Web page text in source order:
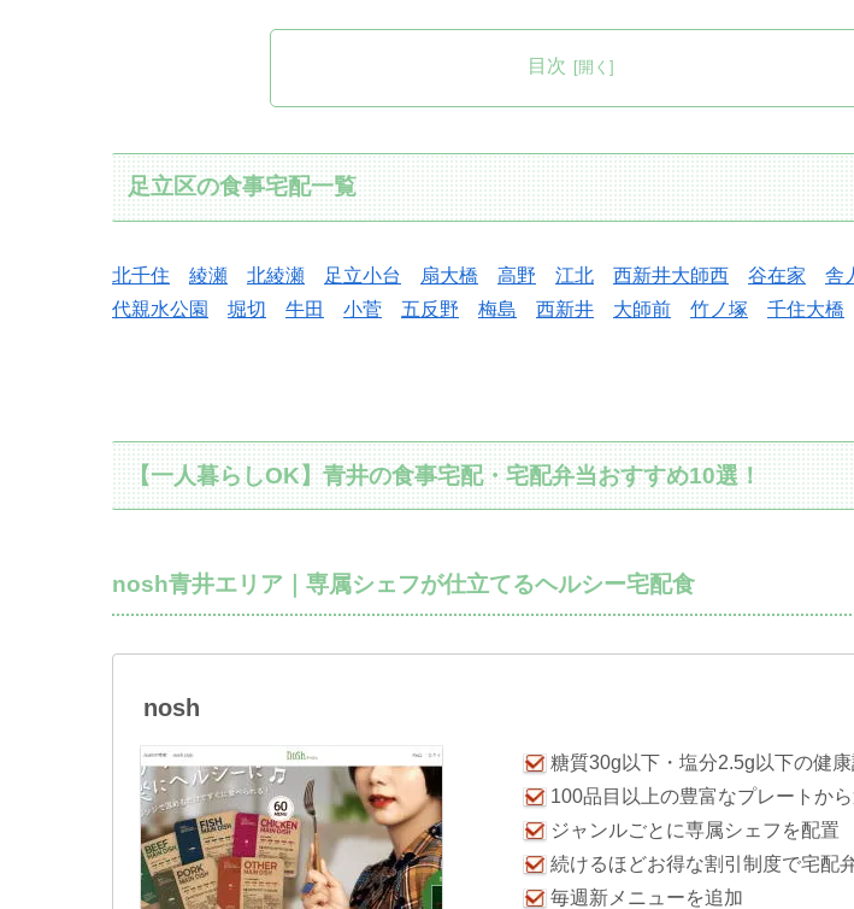
目次
足立区の食事宅配一覧
北千住 綾瀬 北綾瀬 足立小台 扇大橋 高野 江北 西新井大師西 谷在家 舎
代親水公園
堀切 牛田 小菅 五反野 梅島 西新井 大師前 竹ノ塚 千住大橋
【一人暮らしOK】青井の食事宅配・宅配弁当おすすめ10選！
nosh青井エリア｜専属シェフが仕立てるヘルシー宅配食
nosh
糖質30g以下・塩分2.5g以下の健
100品目以上の豊富なプレートか
ジャンルごとに専属シェフを配置
続けるほどお得な割引制度で宅配
毎週新メニューを追加